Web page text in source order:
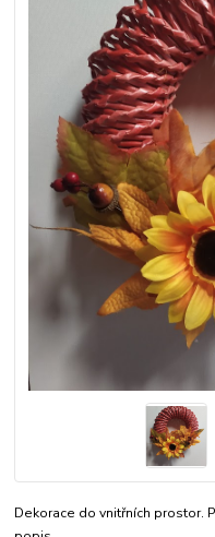
Dekorace do vnitřních prostor.